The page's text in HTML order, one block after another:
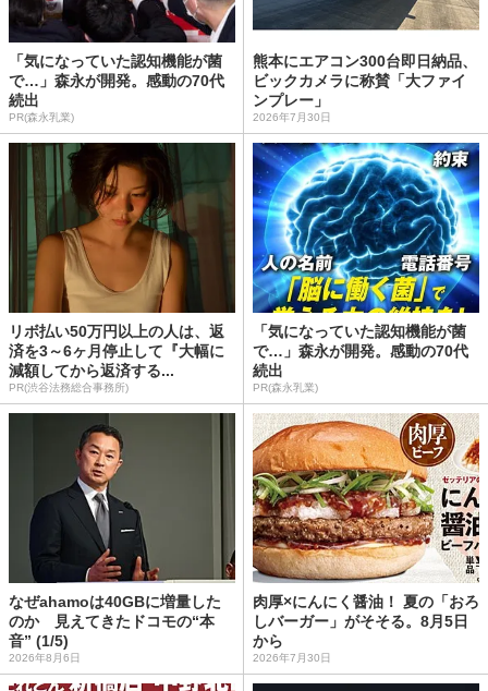
「気になっていた認知機能が菌
で…」森永が開発。感動の70代
続出
PR(森永乳業)
熊本にエアコン300台即日納品、
ビックカメラに称賛「大ファイ
ンプレー」
2026年7月30日
リボ払い50万円以上の人は、返
済を3～6ヶ月停止して『大幅に
減額してから返済する...
PR(渋谷法務総合事務所)
「気になっていた認知機能が菌
で…」森永が開発。感動の70代
続出
PR(森永乳業)
なぜahamoは40GBに増量した
のか 見えてきたドコモの“本
音” (1/5)
2026年8月6日
肉厚×にんにく醤油！ 夏の「おろ
しバーガー」がそそる。8月5日
から
2026年7月30日